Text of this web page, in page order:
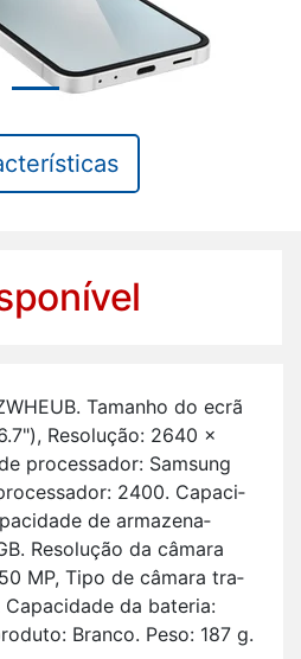
Ta­manho do ecrã
Re­so­lução: 2640 x
pro­ces­sador: Sam­sung
2400. Ca­pa­ci­
de ar­ma­ze­na­
Re­so­lução da câ­mara
MP, Tipo de câ­mara tra­
Ca­pa­ci­dade da ba­teria:
Branco. Peso: 187 g.